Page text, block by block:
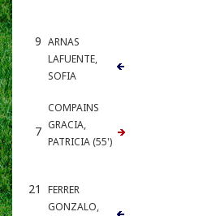
9 ARNAS
LAFUENTE,
SOFIA
7
COMPAINS
GRACIA,
PATRICIA (55')
21 FERRER
GONZALO,